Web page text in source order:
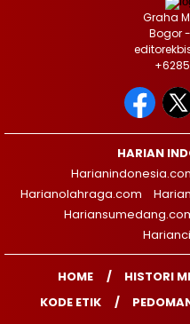
Graha
Bogor
HARIAN
Harianolahraga.com
HOME HISTORI
KODE ETIK